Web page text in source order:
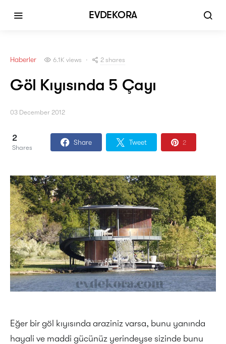
EVDEKORA
Haberler 6.1K views 2 shares
Göl Kıyısında 5 Çayı
03 December 2012
2
Shares
Share Tweet 2
Eğer bir göl kıyısında araziniz varsa, bunu yanında
hayali ve maddi gücünüz yerindeyse sizinde bunu